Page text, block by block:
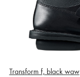
Transform f, black waw